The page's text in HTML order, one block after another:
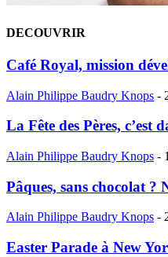
DECOUVRIR
Café Royal, mission
Alain Philippe Baudry Knops -
La Fête des Pères, c’est
Alain Philippe Baudry Knops -
Pâques, sans chocolat ?
Alain Philippe Baudry Knops -
Easter Parade à New